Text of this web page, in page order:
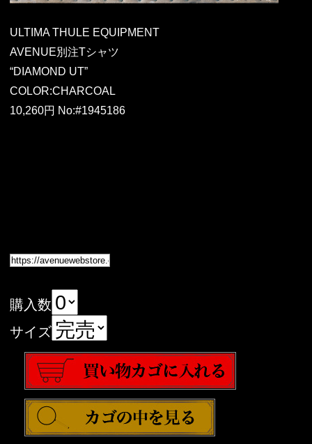
ULTIMA THULE EQUIPMENT
AVENUE別注Tシャツ
“DIAMOND UT”
COLOR:CHARCOAL
10,260円 No:#1945186
購入数
サイズ